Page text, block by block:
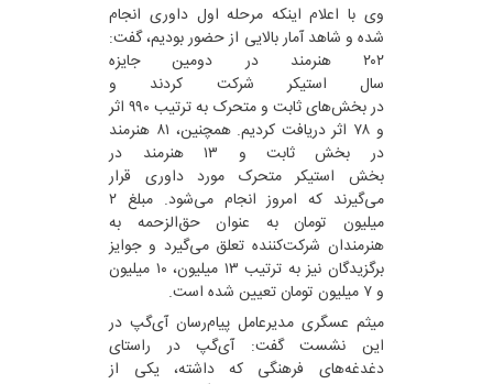
وی با اعلام اینکه مرحله اول داوری انجام
شده و شاهد آمار بالایی از حضور بودیم، گفت:
۲۰۲ هنرمند در دومین جایزه
سال استیکر شرکت کردند و
در بخش‌های ثابت و متحرک به ترتیب ۹۹۰ اثر
و ۷۸ اثر دریافت کردیم. همچنین، ۸۱ هنرمند
در بخش ثابت و ۱۳ هنرمند در
بخش استیکر متحرک مورد داوری قرار
می‌گیرند که امروز انجام می‌شود. مبلغ ۲
میلیون تومان به عنوان حق‌الزحمه به
هنرمندان شرکت‌کننده تعلق می‌گیرد و جوایز
برگزیدگان نیز به ترتیب ۱۳ میلیون، ۱۰ میلیون
و ۷ میلیون تومان تعیین شده است.
میثم عسگری مدیرعامل پیام‌رسان آی‌گپ در
این نشست گفت: آی‌گپ در راستای
دغدغه‌های فرهنگی که داشته، یکی از